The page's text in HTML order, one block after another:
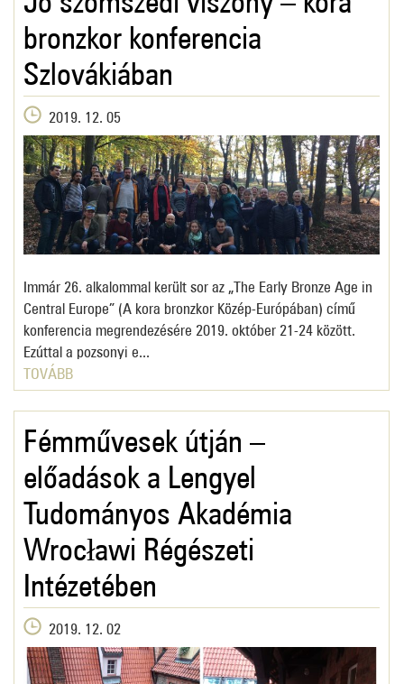
bronzkor konferencia
Szlovákiában
2019. 12. 05
Immár 26. alkalommal került sor az „The Early Bronze Age in
Central Europe” (A kora bronzkor Közép-Európában) című
konferencia megrendezésére 2019. október 21-24 között.
Ezúttal a pozsonyi e...
TOVÁBB
Fémművesek útján –
előadások a Lengyel
Tudományos Akadémia
Wrocławi Régészeti
Intézetében
2019. 12. 02